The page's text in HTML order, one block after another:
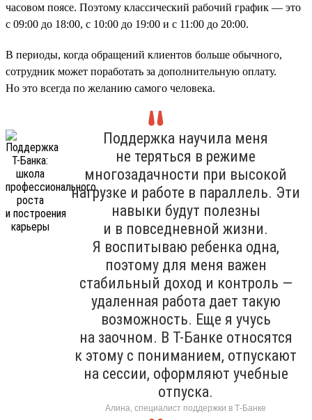
часовом поясе. Поэтому классический рабочий график — это
с 09:00 до 18:00, с 10:00 до 19:00 и с 11:00 до 20:00.
В периоды, когда обращений клиентов больше обычного,
сотрудник может поработать за дополнительную оплату.
Но это всегда по желанию самого человека.
Поддержка научила меня
не теряться в режиме
многозадачности при высокой
нагрузке и работе в параллель. Эти
навыки будут полезны
и в повседневной жизни.
Я воспитываю ребенка одна,
поэтому для меня важен
стабильный доход и контроль —
удаленная работа дает такую
возможность. Еще я учусь
на заочном. В Т-Банке относятся
к этому с пониманием, отпускают
на сессии, оформляют учебные
отпуска.
Алина, специалист поддержки в Т-Банке